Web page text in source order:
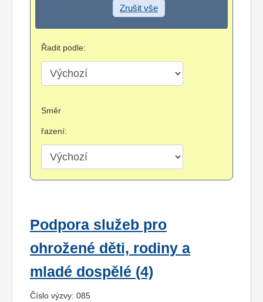
Zrušit vše
Řadit podle:
Směr
řazení:
Podpora služeb pro
ohrožené děti, rodiny a
mladé dospělé (4)
Číslo výzvy: 085